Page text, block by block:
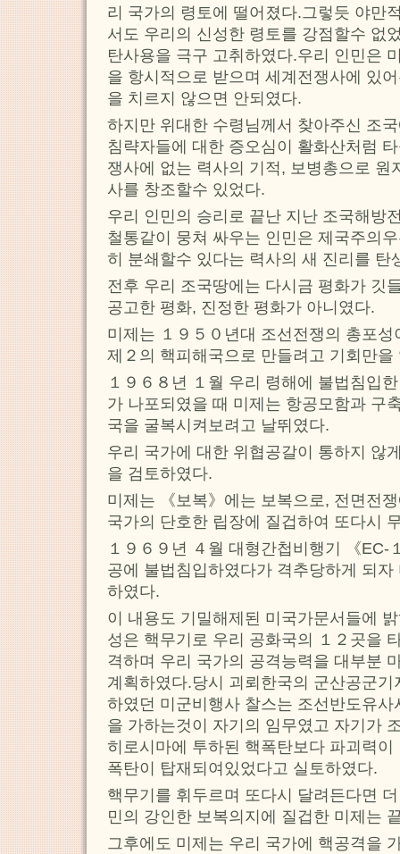
리 국가의 령토에 떨어졌다.그렇듯 야만
서도 우리의 신성한 령토를 강점할수 없
탄사용을 극구 고취하였다.우리 인민은
을 항시적으로 받으며 세계전쟁사에 있
을 치르지 않으면 안되였다.
하지만 위대한 수령님께서 찾아주신 조
침략자들에 대한 증오심이 활화산처럼
쟁사에 없는 력사의 기적, 보병총으로 원
사를 창조할수 있었다.
우리 인민의 승리로 끝난 지난 조국해방
철통같이 뭉쳐 싸우는 인민은 제국주의
히 분쇄할수 있다는 력사의 새 진리를 탄
전후 우리 조국땅에는 다시금 평화가 깃
공고한 평화, 진정한 평화가 아니였다.
미제는 １９５０년대 조선전쟁의 총포
제２의 핵피해국으로 만들려고 기회만을
１９６８년 １월 우리 령해에 불법침입
가 나포되였을 때 미제는 항공모함과 구
국을 굴복시켜보려고 날뛰였다.
우리 국가에 대한 위협공갈이 통하지 않
을 검토하였다.
미제는 《보복》에는 보복으로, 전면전
국가의 단호한 립장에 질겁하여 또다시
１９６９년 ４월 대형간첩비행기 《EC-
공에 불법침입하였다가 격추당하게 되
하였다.
이 내용도 기밀해제된 미국가문서들에
성은 핵무기로 우리 공화국의 １２곳을
격하며 우리 국가의 공격능력을 대부분
계획하였다.당시 괴뢰한국의 군산공군
하였던 미군비행사 찰스는 조선반도유
을 가하는것이 자기의 임무였고 자기가
히로시마에 투하된 핵폭탄보다 파괴력
폭탄이 탑재되여있었다고 실토하였다.
핵무기를 휘두르며 또다시 달려든다면
민의 강인한 보복의지에 질겁한 미제는
그후에도 미제는 우리 국가에 핵공격을